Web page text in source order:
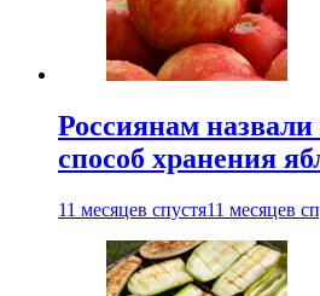
Россиянам
способ хранения
11 месяцев спустя11 месяцев